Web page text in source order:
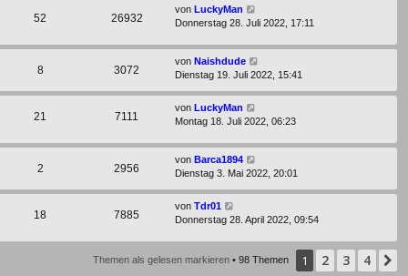
52 26932
von LuckyMan
Donnerstag 28. Juli 2022, 17:11
8 3072
von Naishdude
Dienstag 19. Juli 2022, 15:41
21 7111
von LuckyMan
Montag 18. Juli 2022, 06:23
2 2956
von Barca1894
Dienstag 3. Mai 2022, 20:01
18 7885
von Tdr01
Donnerstag 28. April 2022, 09:54
Themen als gelesen markieren • 98 Themen 1 2 3 4